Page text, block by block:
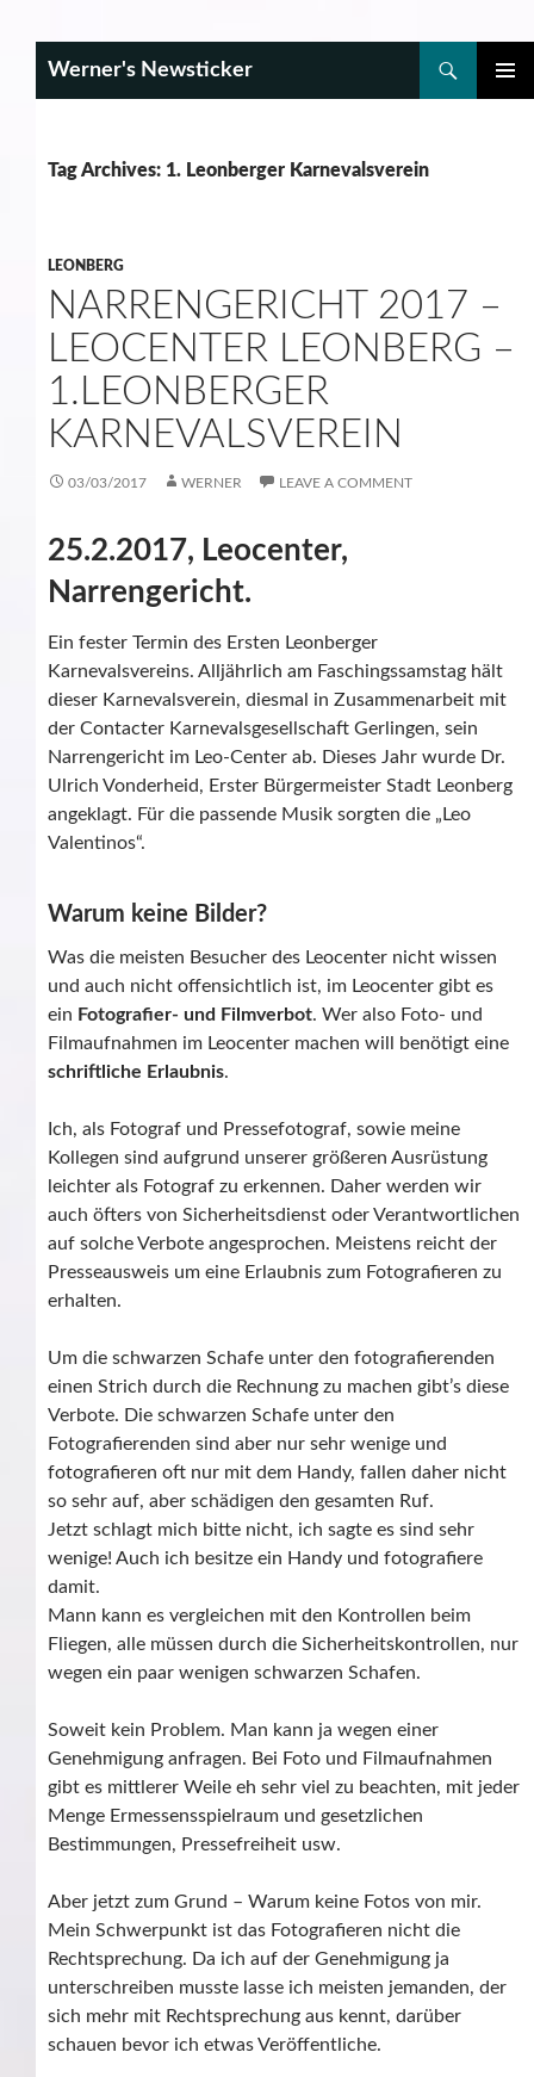
Werner's Newsticker
Tag Archives: 1. Leonberger Karnevalsverein
LEONBERG
NARRENGERICHT 2017 –
LEOCENTER LEONBERG –
1.LEONBERGER
KARNEVALSVEREIN
03/03/2017 WERNER LEAVE A COMMENT
25.2.2017, Leocenter,
Narrengericht.
Ein fester Termin des Ersten Leonberger
Karnevalsvereins. Alljährlich am Faschingssamstag hält
dieser Karnevalsverein, diesmal in Zusammenarbeit mit
der Contacter Karnevalsgesellschaft Gerlingen, sein
Narrengericht im Leo-Center ab. Dieses Jahr wurde Dr.
Ulrich Vonderheid, Erster Bürgermeister Stadt Leonberg
angeklagt. Für die passende Musik sorgten die „Leo
Valentinos“.
Warum keine Bilder?
Was die meisten Besucher des Leocenter nicht wissen
und auch nicht offensichtlich ist, im Leocenter gibt es
ein Fotografier- und Filmverbot. Wer also Foto- und
Filmaufnahmen im Leocenter machen will benötigt eine
schriftliche Erlaubnis.
Ich, als Fotograf und Pressefotograf, sowie meine
Kollegen sind aufgrund unserer größeren Ausrüstung
leichter als Fotograf zu erkennen. Daher werden wir
auch öfters von Sicherheitsdienst oder Verantwortlichen
auf solche Verbote angesprochen. Meistens reicht der
Presseausweis um eine Erlaubnis zum Fotografieren zu
erhalten.
Um die schwarzen Schafe unter den fotografierenden
einen Strich durch die Rechnung zu machen gibt’s diese
Verbote. Die schwarzen Schafe unter den
Fotografierenden sind aber nur sehr wenige und
fotografieren oft nur mit dem Handy, fallen daher nicht
so sehr auf, aber schädigen den gesamten Ruf.
Jetzt schlagt mich bitte nicht, ich sagte es sind sehr
wenige! Auch ich besitze ein Handy und fotografiere
damit.
Mann kann es vergleichen mit den Kontrollen beim
Fliegen, alle müssen durch die Sicherheitskontrollen, nur
wegen ein paar wenigen schwarzen Schafen.
Soweit kein Problem. Man kann ja wegen einer
Genehmigung anfragen. Bei Foto und Filmaufnahmen
gibt es mittlerer Weile eh sehr viel zu beachten, mit jeder
Menge Ermessensspielraum und gesetzlichen
Bestimmungen, Pressefreiheit usw.
Aber jetzt zum Grund – Warum keine Fotos von mir.
Mein Schwerpunkt ist das Fotografieren nicht die
Rechtsprechung. Da ich auf der Genehmigung ja
unterschreiben musste lasse ich meisten jemanden, der
sich mehr mit Rechtsprechung aus kennt, darüber
schauen bevor ich etwas Veröffentliche.